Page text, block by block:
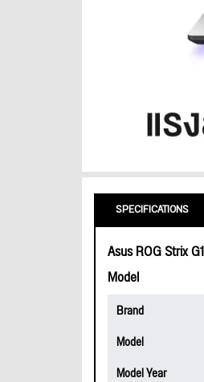
SPECIFICATIONS
Asus ROG Strix
Model
Brand
Model
Model Year